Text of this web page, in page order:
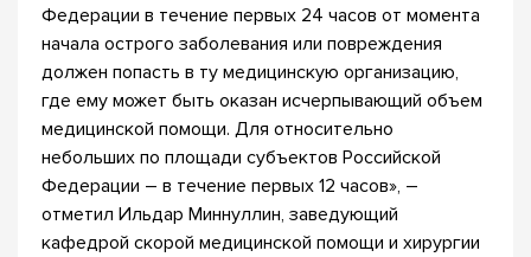
Федерации в течение первых 24 часов от момента
начала острого заболевания или повреждения
должен попасть в ту медицинскую организацию,
где ему может быть оказан исчерпывающий объем
медицинской помощи. Для относительно
небольших по площади субъектов Российской
Федерации – в течение первых 12 часов», –
отметил Ильдар Миннуллин, заведующий
кафедрой скорой медицинской помощи и хирургии